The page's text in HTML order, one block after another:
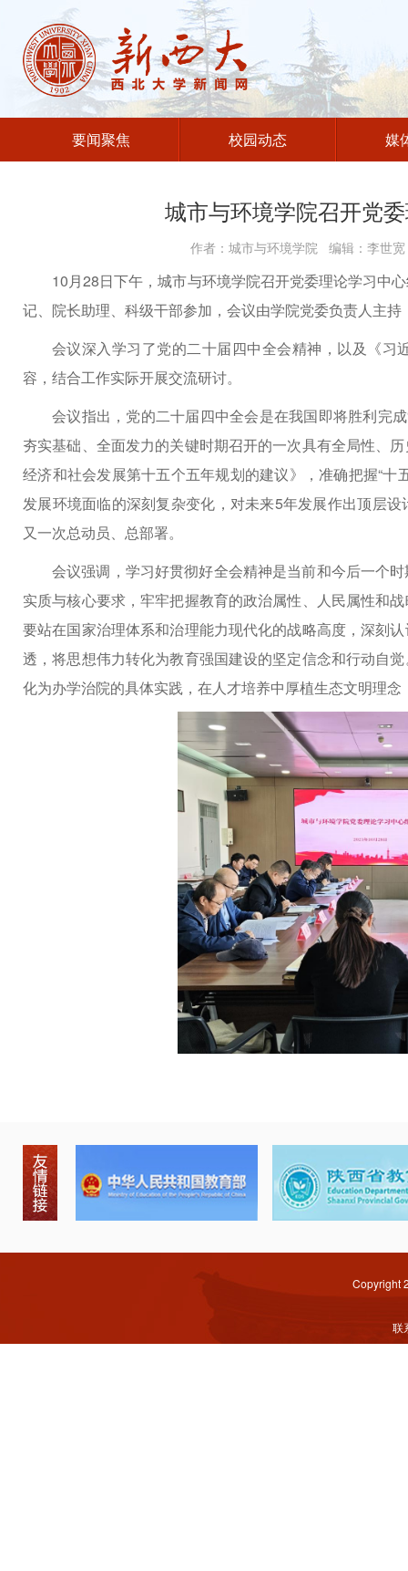
要闻聚焦 校园动态 媒
城市与环境学院召开党
作者：城市与环境学院 编辑：李
10月28日下午，城市与环境学院召开党委理论学习中
记、院长助理、科级干部参加，会议由学院党委负责人主
会议深入学习了党的二十届四中全会精神，以及《
容，结合工作实际开展交流研讨。
会议指出，党的二十届四中全会是在我国即将胜利完
夯实基础、全面发力的关键时期召开的一次具有全局性、
经济和社会发展第十五个五年规划的建议》，准确把握“
发展环境面临的深刻复杂变化，对未来5年发展作出顶层
又一次总动员、总部署。
会议强调，学习好贯彻好全会精神是当前和今后一个
实质与核心要求，牢牢把握教育的政治属性、人民属性和
要站在国家治理体系和治理能力现代化的战略高度，深刻
透，将思想伟力转化为教育强国建设的坚定信念和行动自
化为办学治院的具体实践，在人才培养中厚植生态文明理
Copyright
联